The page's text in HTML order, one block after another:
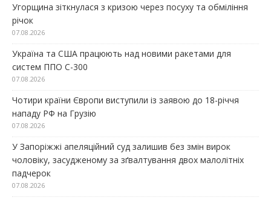
Угорщина зіткнулася з кризою через посуху та обміління
річок
07.08.2026
Україна та США працюють над новими ракетами для
систем ППО С-300
07.08.2026
Чотири країни Європи виступили із заявою до 18-річчя
нападу РФ на Грузію
07.08.2026
У Запоріжжі апеляційний суд залишив без змін вирок
чоловіку, засудженому за зґвалтування двох малолітніх
падчерок
07.08.2026